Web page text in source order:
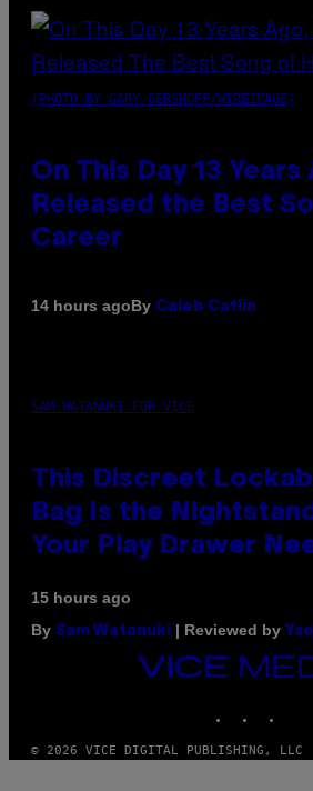
(PHOTO BY GARY GERSHOFF/WIREIMAGE)
On This Day 13
Released the Best
Career
14 hours agoBy Caleb Catlin
SAM WATANUKI FOR VICE
This Discreet
Bag Is the
Your Play Drawer
15 hours ago
By Sam Watanuki | Reviewed by
VICE
MEDIA
© 2026 VICE DIGITAL PUBLISHING, LLC